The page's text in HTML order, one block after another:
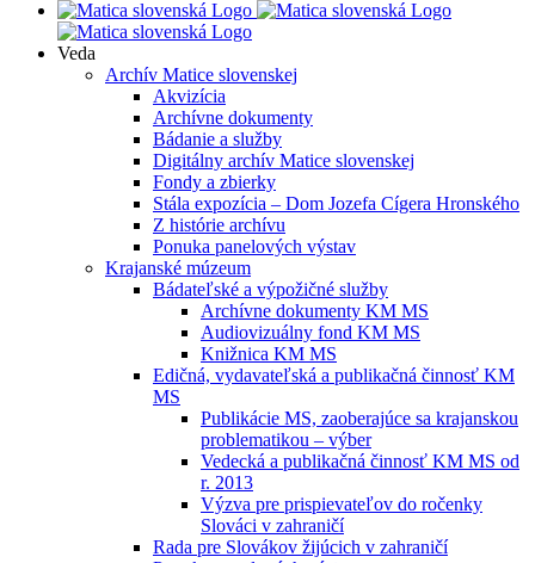
Veda
Archív Matice slovenskej
Akvizícia
Archívne dokumenty
Bádanie a služby
Digitálny archív Matice slovenskej
Fondy a zbierky
Stála expozícia – Dom Jozefa Cígera Hronského
Z histórie archívu
Ponuka panelových výstav
Krajanské múzeum
Bádateľské a výpožičné služby
Archívne dokumenty KM MS
Audiovizuálny fond KM MS
Knižnica KM MS
Edičná, vydavateľská a publikačná činnosť KM
MS
Publikácie MS, zaoberajúce sa krajanskou
problematikou – výber
Vedecká a publikačná činnosť KM MS od
r. 2013
Výzva pre prispievateľov do ročenky
Slováci v zahraničí
Rada pre Slovákov žijúcich v zahraničí